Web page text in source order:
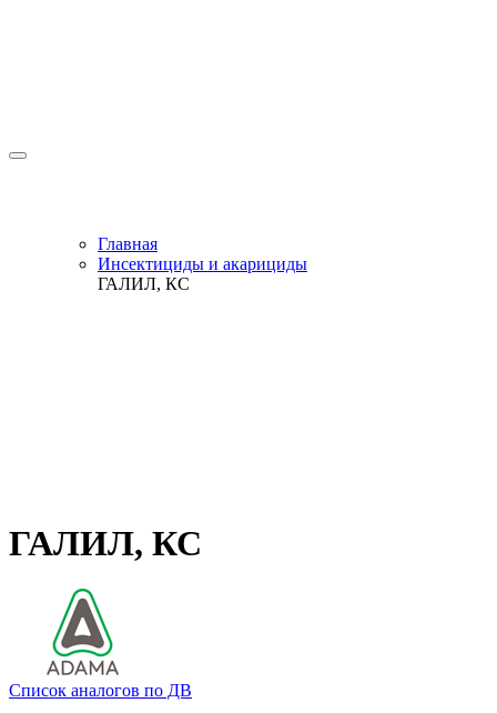
Главная
Инсектициды и акарициды
ГАЛИЛ, КС
ГАЛИЛ, КС
Список аналогов по ДВ